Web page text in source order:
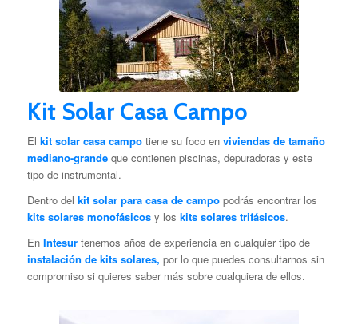
Kit Solar Casa Campo
El kit solar casa campotiene su foco en viviendas de tamaño
mediano-grandeque contienen piscinas, depuradoras y este
tipo de instrumental.
Dentro del kit solar para casa de campopodrás encontrar los
kits solares monofásicosy los kits solares trifásicos.
En Intesurtenemos años de experiencia en cualquier tipo de
instalación de kits solares, por lo que puedes consultarnos sin
compromiso si quieres saber más sobre cualquiera de ellos.